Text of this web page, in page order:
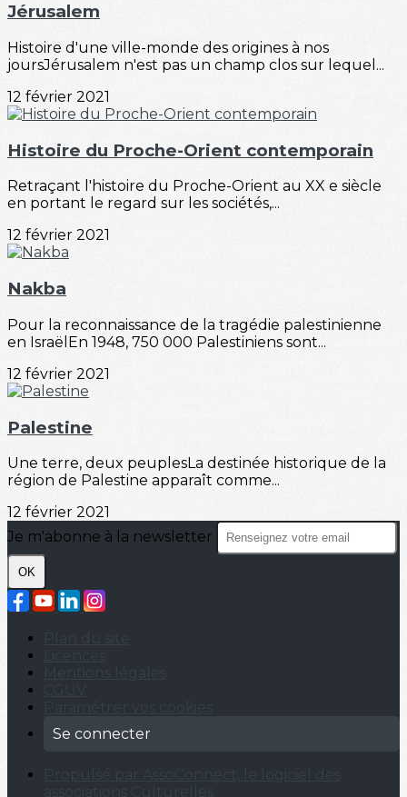
Jérusalem
Histoire d'une ville-monde des origines à nos
joursJérusalem n'est pas un champ clos sur lequel...
12 février 2021
Histoire du Proche-Orient contemporain
Retraçant l'histoire du Proche-Orient au XX e siècle
en portant le regard sur les sociétés,...
12 février 2021
Nakba
Pour la reconnaissance de la tragédie palestinienne
en IsraëlEn 1948, 750 000 Palestiniens sont...
12 février 2021
Palestine
Une terre, deux peuplesLa destinée historique de la
région de Palestine apparaît comme...
12 février 2021
Je m'abonne à la newsletter
OK
Se connecter